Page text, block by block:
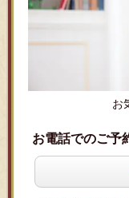
お
お電話でのご